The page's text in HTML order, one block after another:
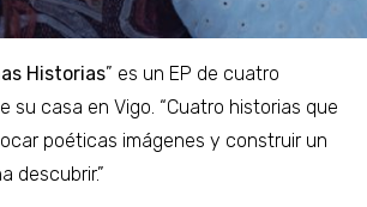
Historias” es un EP de cuatro
su casa en Vigo. “Cuatro historias que
poéticas imágenes y construir un
descubrir.”